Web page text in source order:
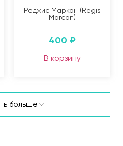
Реджис Маркон (Regis
Marcon)
400 ₽
В корзину
больше